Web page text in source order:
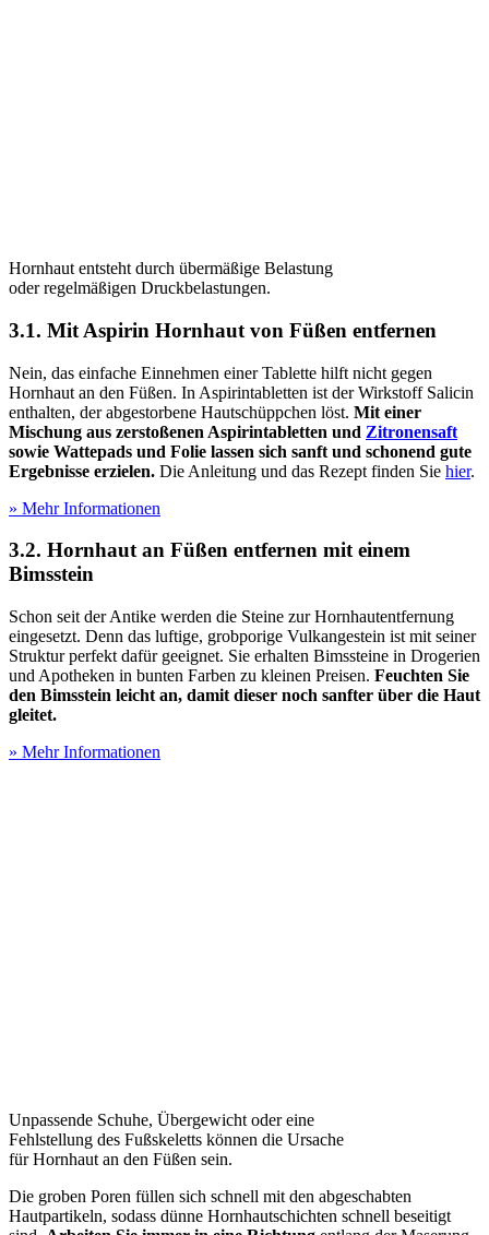
Hornhaut entsteht durch übermäßige Belastung
oder regelmäßigen Druckbelastungen.
3.1. Mit Aspirin Hornhaut von Füßen entfernen
Nein, das einfache Einnehmen einer Tablette hilft nicht gegen
Hornhaut an den Füßen. In Aspirintabletten ist der Wirkstoff Salicin
enthalten, der abgestorbene Hautschüppchen löst. Mit einer
Mischung aus zerstoßenen Aspirintabletten und Zitronensaft
sowie Wattepads und Folie lassen sich sanft und schonend gute
Ergebnisse erzielen. Die Anleitung und das Rezept finden Sie hier.
» Mehr Informationen
3.2. Hornhaut an Füßen entfernen mit einem
Bimsstein
Schon seit der Antike werden die Steine zur Hornhautentfernung
eingesetzt. Denn das luftige, grobporige Vulkangestein ist mit seiner
Struktur perfekt dafür geeignet. Sie erhalten Bimssteine in Drogerien
und Apotheken in bunten Farben zu kleinen Preisen. Feuchten Sie
den Bimsstein leicht an, damit dieser noch sanfter über die Haut
gleitet.
» Mehr Informationen
Unpassende Schuhe, Übergewicht oder eine
Fehlstellung des Fußskeletts können die Ursache
für Hornhaut an den Füßen sein.
Die groben Poren füllen sich schnell mit den abgeschabten
Hautpartikeln, sodass dünne Hornhautschichten schnell beseitigt